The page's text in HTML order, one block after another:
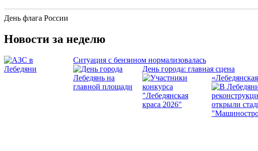
День флага России
Новости за неделю
Ситуация с бензином нормализовалась
День города: главная сцена